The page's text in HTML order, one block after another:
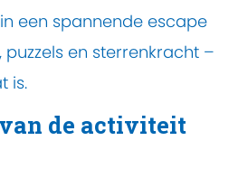
een spannende escape
en sterrenkracht –
is.
de activiteit